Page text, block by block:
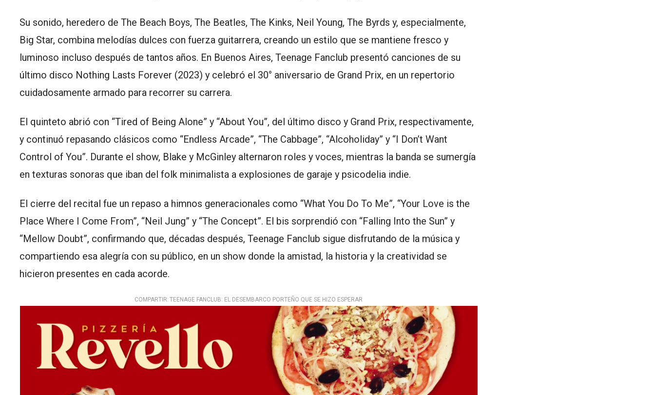
Su sonido, heredero de The Beach Boys, The Beatles, The Kinks, Neil Young, The Byrds y, especialmente,
Big Star, combina melodías dulces con fuerza guitarrera, creando un estilo que se mantiene fresco y
luminoso incluso después de tantos años. En Buenos Aires, Teenage Fanclub presentó canciones de su
último disco Nothing Lasts Forever (2023) y celebró el 30° aniversario de Grand Prix, en un repertorio
cuidadosamente armado para recorrer su carrera.
El quinteto abrió con “Tired of Being Alone” y “About You”, del último disco y Grand Prix, respectivamente,
y continuó repasando clásicos como “Endless Arcade”, “The Cabbage”, “Alcoholiday” y “I Don’t Want
Control of You”. Durante el show, Blake y McGinley alternaron roles y voces, mientras la banda se sumergía
en texturas sonoras que iban del folk minimalista a explosiones de garaje y psicodelia indie.
El cierre del recital fue un repaso a himnos generacionales como “What You Do To Me”, “Your Love is the
Place Where I Come From”, “Neil Jung” y “The Concept”. El bis sorprendió con “Falling Into the Sun” y
“Mellow Doubt”, confirmando que, décadas después, Teenage Fanclub sigue disfrutando de la música y
compartiendo esa alegría con su público, en un show donde la amistad, la historia y la creatividad se
hicieron presentes en cada acorde.
COMPARTIR: TEENAGE FANCLUB: EL DESEMBARCO PORTEÑO QUE SE HIZO ESPERAR